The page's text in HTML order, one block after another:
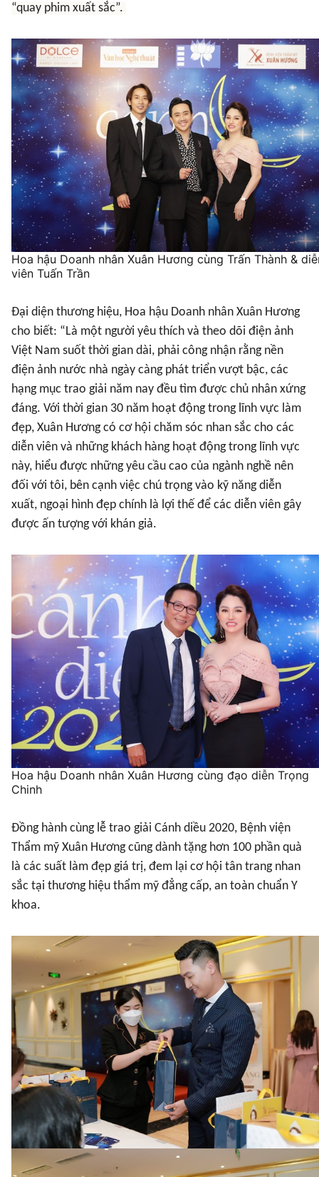
“quay phim xuất sắc”.
Hoa hậu Doanh nhân Xuân Hương cùng Trấn Thành &
viên Tuấn Trần
Đại diện thương hiệu, Hoa hậu Doanh nhân Xuân Hương
cho biết: “Là một người yêu thích và theo dõi điện ảnh
Việt Nam suốt thời gian dài, phải công nhận rằng nền
điện ảnh nước nhà ngày càng phát triển vượt bậc, các
hạng mục trao giải năm nay đều tìm được chủ nhân xứng
đáng. Với thời gian 30 năm hoạt động trong lĩnh vực làm
đẹp, Xuân Hương có cơ hội chăm sóc nhan sắc cho các
diễn viên và những khách hàng hoạt động trong lĩnh vực
này, hiểu được những yêu cầu cao của ngành nghề nên
đối với tôi, bên cạnh việc chú trọng vào kỹ năng diễn
xuất, ngoại hình đẹp chính là lợi thế để các diễn viên gây
được ấn tượng với khán giả.
Hoa hậu Doanh nhân Xuân Hương cùng đạo diễn Trọng
Chinh
Đồng hành cùng lễ trao giải Cánh diều 2020, Bệnh viện
Thẩm mỹ Xuân Hương cũng dành tặng hơn 100 phần quà
là các suất làm đẹp giá trị, đem lại cơ hội tân trang nhan
sắc tại thương hiệu thẩm mỹ đẳng cấp, an toàn chuẩn Y
khoa.